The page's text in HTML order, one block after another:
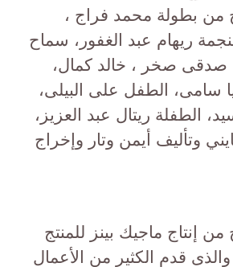
من بطولة محمد فراج ،
ريهام عبد الغفور، سماح
صدقى صخر ، خالد كمال،
سامى، الطفل على البيلى،
الطفلة ريتال عبد العزيز،
وتأليف أيمن وتار وإخراج
إنتاج ماجيك بينز للمنتج
والذى قدم الكثير من الأعمال